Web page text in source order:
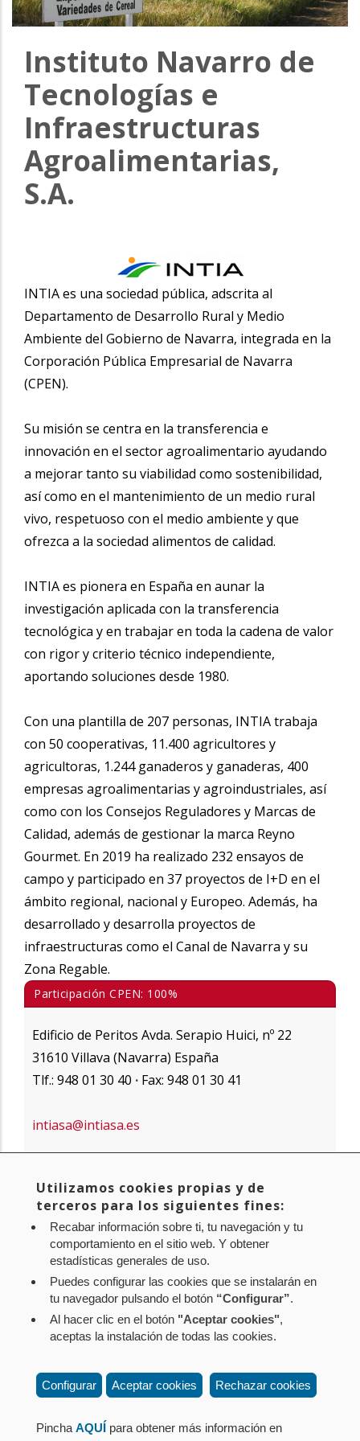
la
navegación
Instituto Navarro de
Tecnologías e
Infraestructuras
Agroalimentarias,
S.A.
INTIA es una sociedad pública, adscrita al
Departamento de Desarrollo Rural y Medio
Ambiente del Gobierno de Navarra, integrada en la
Corporación Pública Empresarial de Navarra
(CPEN).
Su misión se centra en la transferencia e
innovación en el sector agroalimentario ayudando
a mejorar tanto su viabilidad como sostenibilidad,
así como en el mantenimiento de un medio rural
vivo, respetuoso con el medio ambiente y que
ofrezca a la sociedad alimentos de calidad.
INTIA es pionera en España en aunar la
investigación aplicada con la transferencia
tecnológica y en trabajar en toda la cadena de valor
con rigor y criterio técnico independiente,
aportando soluciones desde 1980.
Con una plantilla de 207 personas, INTIA trabaja
con 50 cooperativas, 11.400 agricultores y
agricultoras, 1.244 ganaderos y ganaderas, 400
empresas agroalimentarias y agroindustriales, así
como con los Consejos Reguladores y Marcas de
Calidad, además de gestionar la marca Reyno
Gourmet. En 2019 ha realizado 232 ensayos de
campo y participado en 37 proyectos de I+D en el
ámbito regional, nacional y Europeo. Además, ha
desarrollado y desarrolla proyectos de
infraestructuras como el Canal de Navarra y su
Zona Regable.
Participación CPEN: 100%
Edificio de Peritos Avda. Serapio Huici, nº 22
31610 Villava (Navarra) España
Tlf.: 948 01 30 40 · Fax: 948 01 30 41
intiasa@intiasa.es
LinkedIn
Facebook
Política de privacidad
Política de cookies
Contacto: Paseo de Sarasate nº 38, 2º Dcha - 31001
Pamplona (Navarra) Tel.: 848 42 08 72
corporacion@cpen.es
Utilizamos cookies propias y de
terceros para los siguientes fines:
Recabar información sobre ti, tu navegación y tu
comportamiento en el sitio web. Y obtener
estadísticas generales de uso.
Puedes configurar las cookies que se instalarán en
tu navegador pulsando el botón “Configurar”.
Al hacer clic en el botón "Aceptar cookies",
aceptas la instalación de todas las cookies.
Configurar Aceptar cookies Rechazar cookies
Pincha AQUÍ para obtener más información en